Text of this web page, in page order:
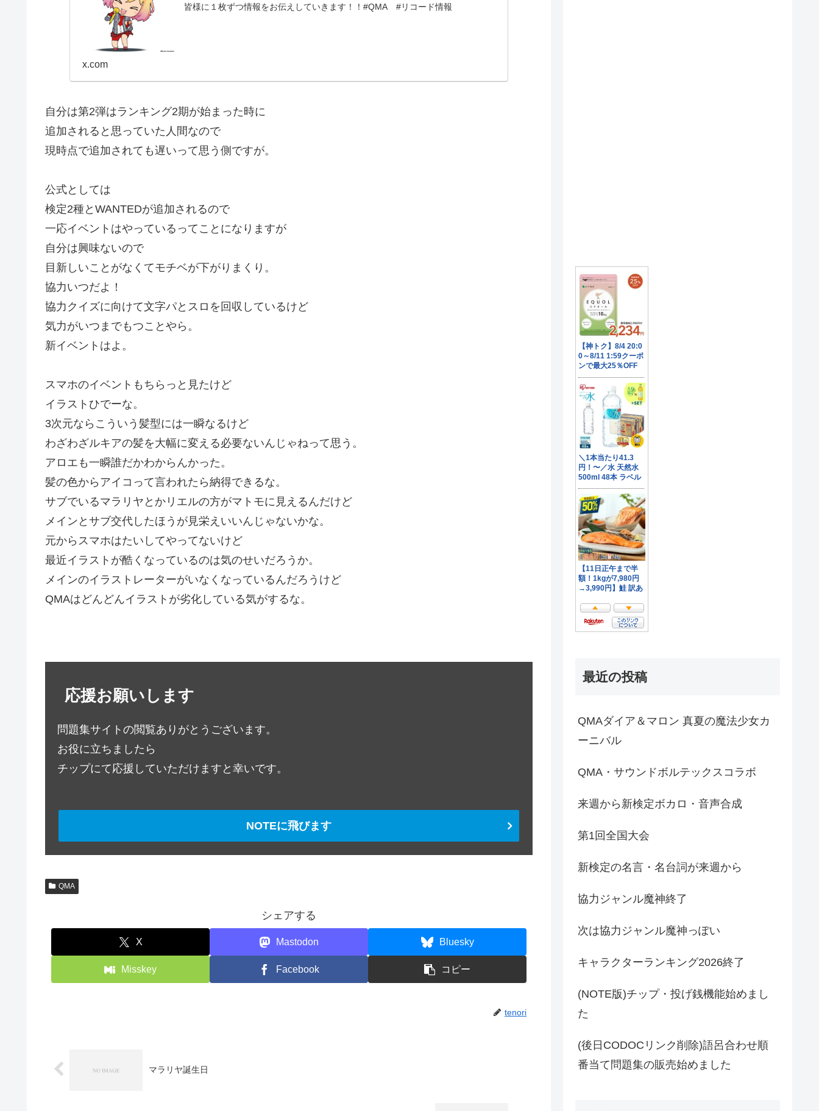
皆様に１枚ずつ情報をお伝えしていきます！！#QMA #リコード情報
x.com
自分は第2弾はランキング2期が始まった時に
追加されると思っていた人間なので
現時点で追加されても遅いって思う側ですが。
公式としては
検定2種とWANTEDが追加されるので
一応イベントはやっているってことになりますが
自分は興味ないので
目新しいことがなくてモチベが下がりまくり。
協力いつだよ！
協力クイズに向けて文字パとスロを回収しているけど
気力がいつまでもつことやら。
新イベントはよ。
スマホのイベントもちらっと見たけど
イラストひでーな。
3次元ならこういう髪型には一瞬なるけど
わざわざルキアの髪を大幅に変える必要ないんじゃねって思う。
アロエも一瞬誰だかわからんかった。
髪の色からアイコって言われたら納得できるな。
サブでいるマラリヤとかリエルの方がマトモに見えるんだけど
メインとサブ交代したほうが見栄えいいんじゃないかな。
元からスマホはたいしてやってないけど
最近イラストが酷くなっているのは気のせいだろうか。
メインのイラストレーターがいなくなっているんだろうけど
QMAはどんどんイラストが劣化している気がするな。
応援お願いします
問題集サイトの閲覧ありがとうございます。
お役に立ちましたら
チップにて応援していただけますと幸いです。
NOTEに飛びます
QMA
シェアする
X Mastodon Bluesky
Misskey Facebook コピー
tenori
マラリヤ誕生日
最近の投稿
QMAダイア＆マロン 真夏の魔法少女カ
ーニバル
QMA・サウンドボルテックスコラボ
来週から新検定ボカロ・音声合成
第1回全国大会
新検定の名言・名台詞が来週から
協力ジャンル魔神終了
次は協力ジャンル魔神っぽい
キャラクターランキング2026終了
(NOTE版)チップ・投げ銭機能始めまし
た
(後日CODOCリンク削除)語呂合わせ順
番当て問題集の販売始めました